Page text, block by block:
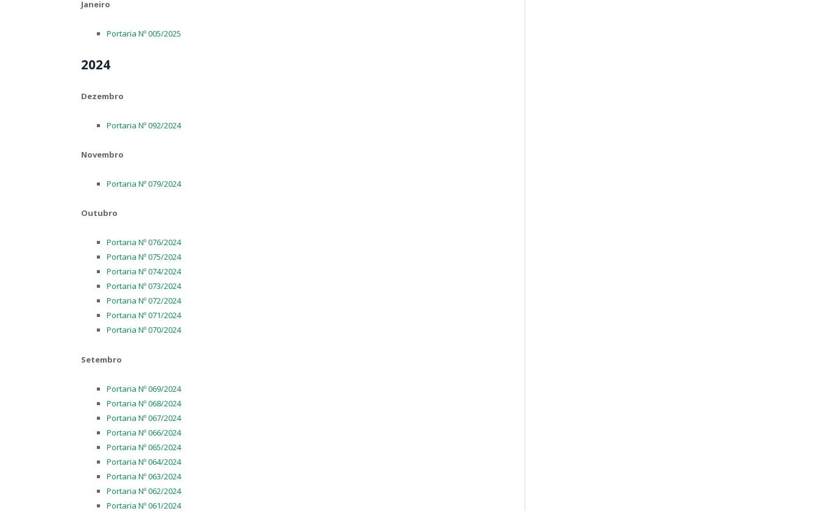
Janeiro
Portaria Nº 005/2025
2024
Dezembro
Portaria Nº 092/2024
Novembro
Portaria Nº 079/2024
Outubro
Portaria Nº 076/2024
Portaria Nº 075/2024
Portaria Nº 074/2024
Portaria Nº 073/2024
Portaria Nº 072/2024
Portaria Nº 071/2024
Portaria Nº 070/2024
Setembro
Portaria Nº 069/2024
Portaria Nº 068/2024
Portaria Nº 067/2024
Portaria Nº 066/2024
Portaria Nº 065/2024
Portaria Nº 064/2024
Portaria Nº 063/2024
Portaria Nº 062/2024
Portaria Nº 061/2024